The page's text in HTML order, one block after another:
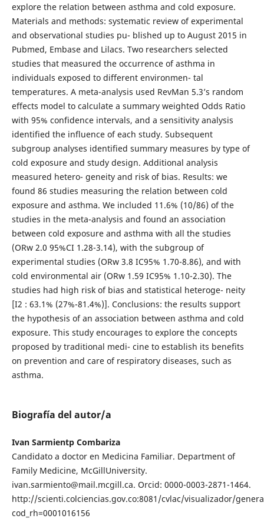
explore the relation between asthma and cold exposure.
Materials and methods: systematic review of experimental
and observational studies pu- blished up to August 2015 in
Pubmed, Embase and Lilacs. Two researchers selected
studies that measured the occurrence of asthma in
individuals exposed to different environmen- tal
temperatures. A meta-analysis used RevMan 5.3’s random
effects model to calculate a summary weighted Odds Ratio
with 95% confidence intervals, and a sensitivity analysis
identified the influence of each study. Subsequent
subgroup analyses identified summary measures by type of
cold exposure and study design. Additional analysis
measured hetero- geneity and risk of bias. Results: we
found 86 studies measuring the relation between cold
exposure and asthma. We included 11.6% (10/86) of the
studies in the meta-analysis and found an association
between cold exposure and asthma with all the studies
(ORw 2.0 95%CI 1.28-3.14), with the subgroup of
experimental studies (ORw 3.8 IC95% 1.70-8.86), and with
cold environmental air (ORw 1.59 IC95% 1.10-2.30). The
studies had high risk of bias and statistical heteroge- neity
[I2 : 63.1% (27%-81.4%)]. Conclusions: the results support
the hypothesis of an association between asthma and cold
exposure. This study encourages to explore the concepts
proposed by traditional medi- cine to establish its benefits
on prevention and care of respiratory diseases, such as
asthma.
Biografía del autor/a
Ivan Sarmientp Combariza
Candidato a doctor en Medicina Familiar. Department of
Family Medicine, McGillUniversity.
ivan.sarmiento@mail.mcgill.ca. Orcid: 0000-0003-2871-1464.
http://scienti.colciencias.gov.co:8081/cvlac/visualizador/
cod_rh=0001016156